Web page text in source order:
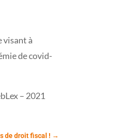
visant à
de covid-
– 2021
de droit fiscal ! →